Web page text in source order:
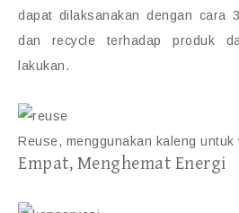
dapat dilaksanakan dengan cara
dan recycle terhadap produk
lakukan.
Reuse, menggunakan kaleng untuk
Empat, Menghemat Energi